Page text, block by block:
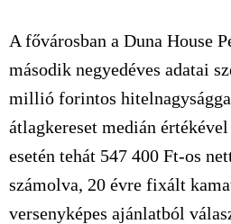
A fővárosban a Duna House
második negyedéves adatai
millió forintos
átlagkereset medián
esetén tehát 547 400 Ft-os
számolva, 20 évre fixált
versenyképes ajánlatból